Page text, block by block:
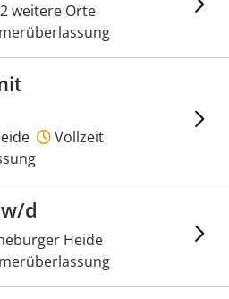
2 weitere Orte
Vollzeit
d
Heide